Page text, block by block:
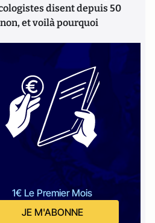
disent depuis 50
non, et voilà pourquoi
1€ Le Premier Mois
JE M'ABONNE